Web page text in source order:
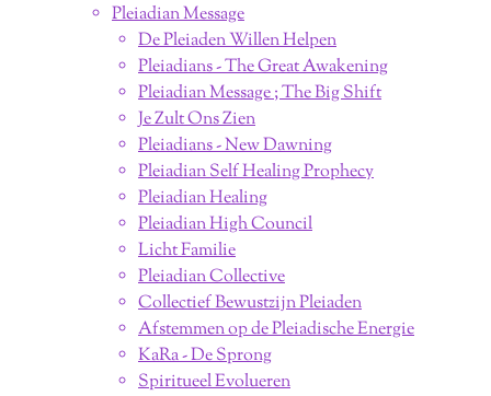
Pleiadian Message
De Pleiaden Willen Helpen
Pleiadians - The Great Awakening
Pleiadian Message ; The Big Shift
Je Zult Ons Zien
Pleiadians - New Dawning
Pleiadian Self Healing Prophecy
Pleiadian Healing
Pleiadian High Council
Licht Familie
Pleiadian Collective
Collectief Bewustzijn Pleiaden
Afstemmen op de Pleiadische Energie
KaRa - De Sprong
Spiritueel Evolueren